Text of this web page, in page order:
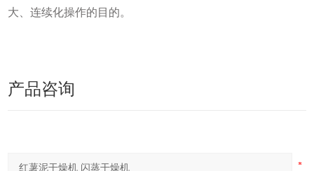
大、连续化操作的目的。
产品咨询